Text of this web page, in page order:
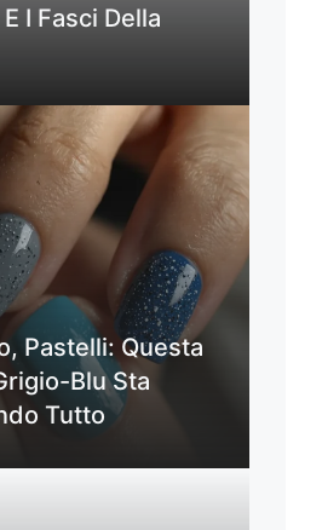
I Fasci Della
Pastelli: Questa
Blu Sta
Tutto